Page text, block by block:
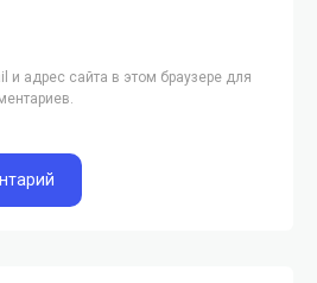
и адрес сайта в этом браузере для